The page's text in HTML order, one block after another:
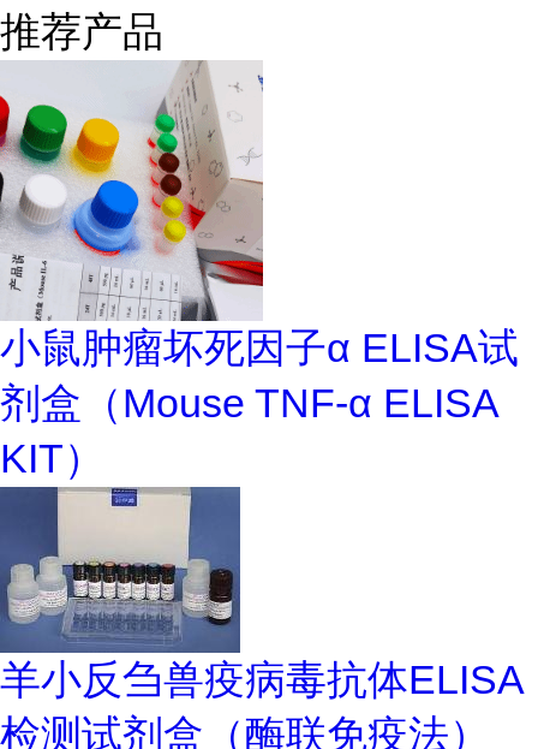
推荐产品
小鼠肿瘤坏死因子α ELISA试
剂盒（Mouse TNF-α ELISA
KIT）
羊小反刍兽疫病毒抗体ELISA
检测试剂盒（酶联免疫法）